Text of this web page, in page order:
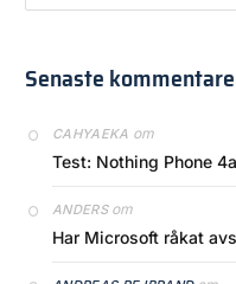
Senaste
CAHYAEKA om
Test: Nothing Phone 4a
ANDERSom
Har Microsoft råkat